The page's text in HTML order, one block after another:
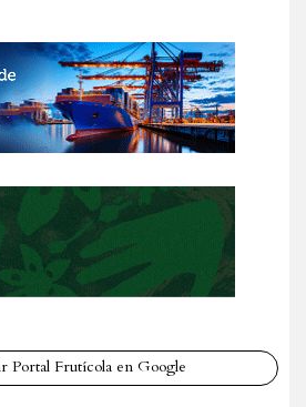
Portal Frutícola en Google